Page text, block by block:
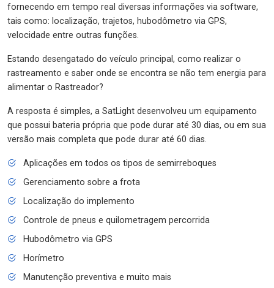
fornecendo em tempo real diversas informações via software,
tais como: localização, trajetos, hubodômetro via GPS,
velocidade entre outras funções.
Estando desengatado do veículo principal, como realizar o
rastreamento e saber onde se encontra se não tem energia para
alimentar o Rastreador?
A resposta é simples, a SatLight desenvolveu um equipamento
que possui bateria própria que pode durar até 30 dias, ou em sua
versão mais completa que pode durar até 60 dias.
Aplicações em todos os tipos de semirreboques
Gerenciamento sobre a frota
Localização do implemento
Controle de pneus e quilometragem percorrida
Hubodômetro via GPS
Horímetro
Manutenção preventiva e muito mais